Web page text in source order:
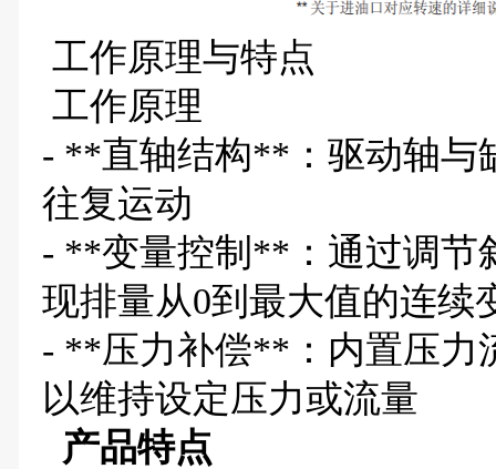
工作原理与特点
工作原理
- **直轴结构**：驱动轴与
往复运动
- **变量控制**：通过调节
现排量从0到最大值的连续
- **压力补偿**：内置压力
以维持设定压力或流量
产品特点